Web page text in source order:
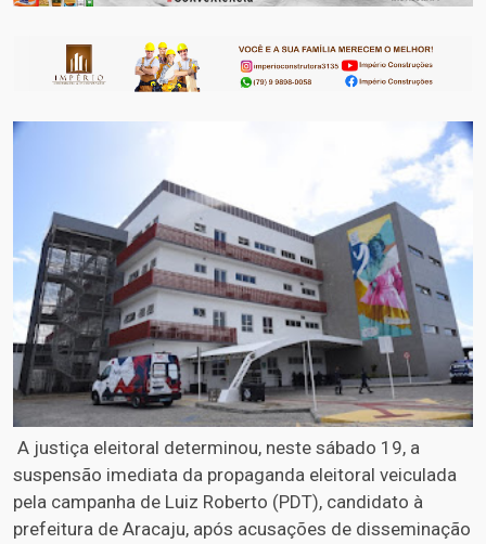
A justiça eleitoral determinou, neste sábado 19, a
suspensão imediata da propaganda eleitoral veiculada
pela campanha de Luiz Roberto (PDT), candidato à
prefeitura de Aracaju, após acusações de disseminação